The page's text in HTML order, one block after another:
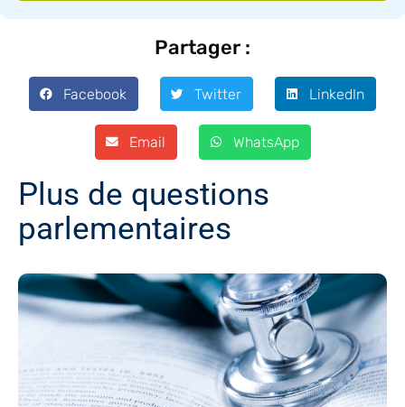
Partager :
Facebook Twitter LinkedIn
Email WhatsApp
Plus de questions
parlementaires